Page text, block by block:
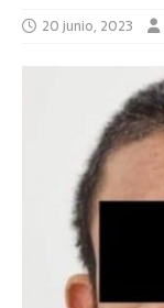
20 junio, 2023